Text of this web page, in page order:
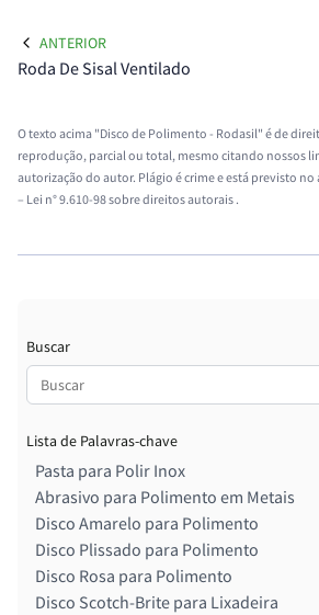
ANTERIOR
Roda De Sisal Ventilado
O texto acima "Disco de Polimento - Rodasil" é de
reprodução, parcial ou total, mesmo citando nossos
autorização do autor. Plágio é crime e está previsto
– Lei n° 9.610-98 sobre direitos autorais .
Buscar
Lista de Palavras-chave
Pasta para Polir Inox
Abrasivo para Polimento em Metais
Disco Amarelo para Polimento
Disco Plissado para Polimento
Disco Rosa para Polimento
Disco Scotch-Brite para Lixadeira